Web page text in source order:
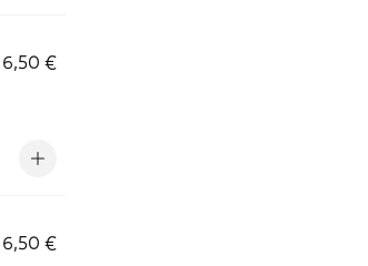
6,50 €
6,50 €